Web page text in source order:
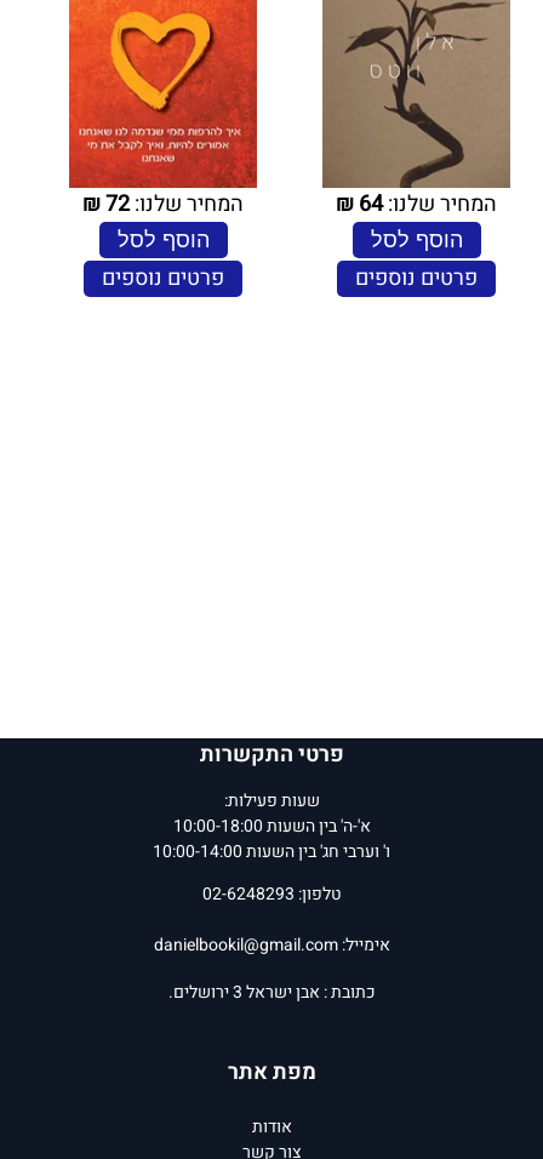
המחיר שלנו:64
₪
הוסף לסל
פרטים נוספים
המחיר שלנו:72
₪
הוסף לסל
פרטים נוספים
פרטי התקשרות
שעות פעילות:
א'-ה' בין השעות 10:00-18:00
ו' וערבי חג' בין השעות 10:00-14:00
טלפון: 02-6248293
אימייל:danielbookil@gmail.com
כתובת : אבן ישראל 3 ירושלים.
מפת אתר
אודות
צור קשר